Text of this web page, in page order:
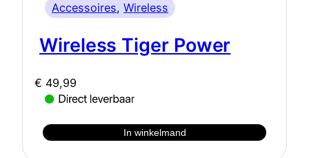
Accessoires, Wireless
Wireless Tiger Power
€ 49,99
In winkelmand